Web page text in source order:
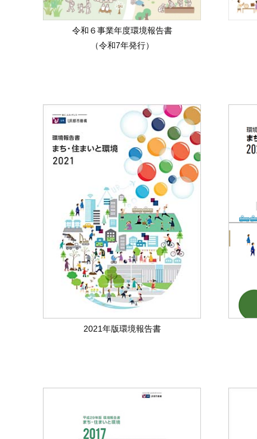
令和６事業年度環境報告書
（令和7年発行）
2021年版環境報告書